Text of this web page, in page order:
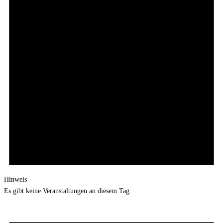
Hinweis
Es gibt keine Veranstaltungen an diesem Tag.